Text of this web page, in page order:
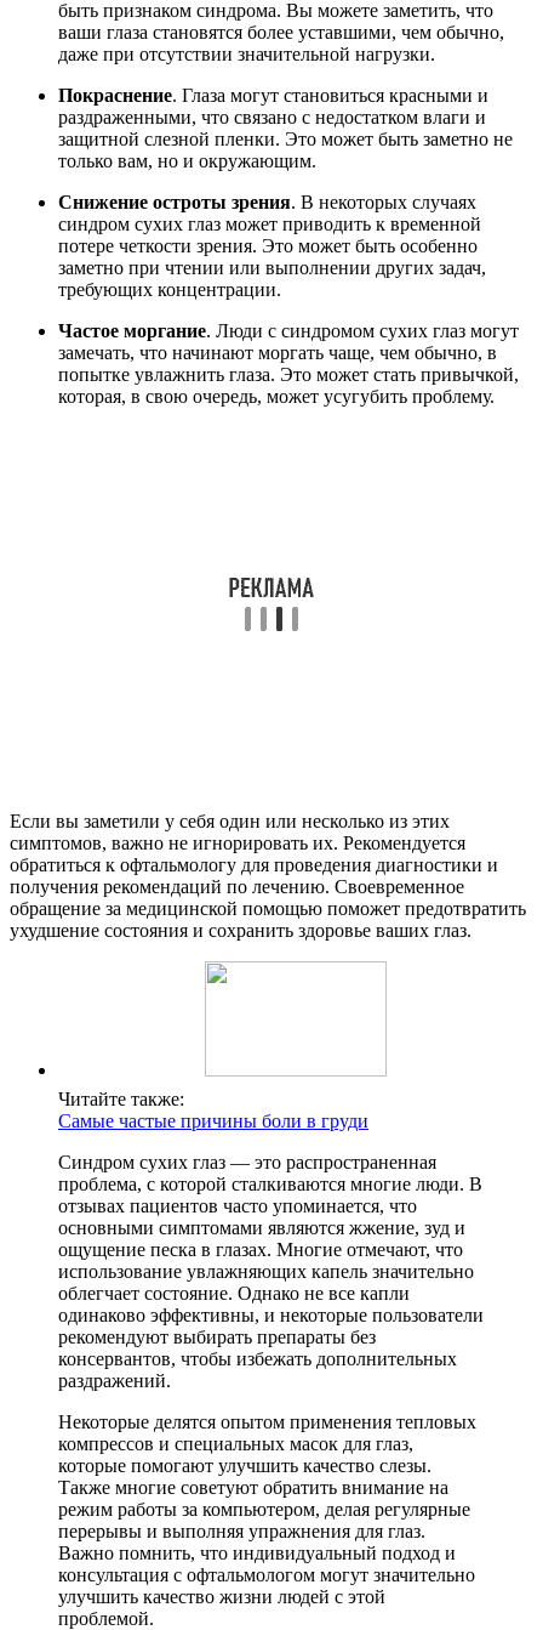
быть признаком синдрома. Вы можете заметить, что
ваши глаза становятся более уставшими, чем обычно,
даже при отсутствии значительной нагрузки.
Покраснение. Глаза могут становиться красными и
раздраженными, что связано с недостатком влаги и
защитной слезной пленки. Это может быть заметно не
только вам, но и окружающим.
Снижение остроты зрения. В некоторых случаях
синдром сухих глаз может приводить к временной
потере четкости зрения. Это может быть особенно
заметно при чтении или выполнении других задач,
требующих концентрации.
Частое моргание. Люди с синдромом сухих глаз могут
замечать, что начинают моргать чаще, чем обычно, в
попытке увлажнить глаза. Это может стать привычкой,
которая, в свою очередь, может усугубить проблему.
Если вы заметили у себя один или несколько из этих
симптомов, важно не игнорировать их. Рекомендуется
обратиться к офтальмологу для проведения диагностики и
получения рекомендаций по лечению. Своевременное
обращение за медицинской помощью поможет предотвратить
ухудшение состояния и сохранить здоровье ваших глаз.
Читайте также:
Самые частые причины боли в груди
Синдром сухих глаз — это распространенная
проблема, с которой сталкиваются многие люди. В
отзывах пациентов часто упоминается, что
основными симптомами являются жжение, зуд и
ощущение песка в глазах. Многие отмечают, что
использование увлажняющих капель значительно
облегчает состояние. Однако не все капли
одинаково эффективны, и некоторые пользователи
рекомендуют выбирать препараты без
консервантов, чтобы избежать дополнительных
раздражений.
Некоторые делятся опытом применения тепловых
компрессов и специальных масок для глаз,
которые помогают улучшить качество слезы.
Также многие советуют обратить внимание на
режим работы за компьютером, делая регулярные
перерывы и выполняя упражнения для глаз.
Важно помнить, что индивидуальный подход и
консультация с офтальмологом могут значительно
улучшить качество жизни людей с этой
проблемой.